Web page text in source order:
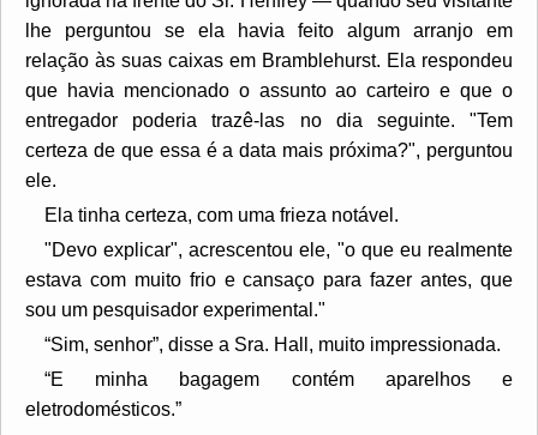
lhe perguntou se ela havia feito algum arranjo em
relação às suas caixas em Bramblehurst. Ela respondeu
que havia mencionado o assunto ao carteiro e que o
entregador poderia trazê-las no dia seguinte. "Tem
certeza de que essa é a data mais próxima?", perguntou
ele.
Ela tinha certeza, com uma frieza notável.
"Devo explicar", acrescentou ele, "o que eu realmente
estava com muito frio e cansaço para fazer antes, que
sou um pesquisador experimental."
“Sim, senhor”, disse a Sra. Hall, muito impressionada.
“E minha bagagem contém aparelhos e
eletrodomésticos.”